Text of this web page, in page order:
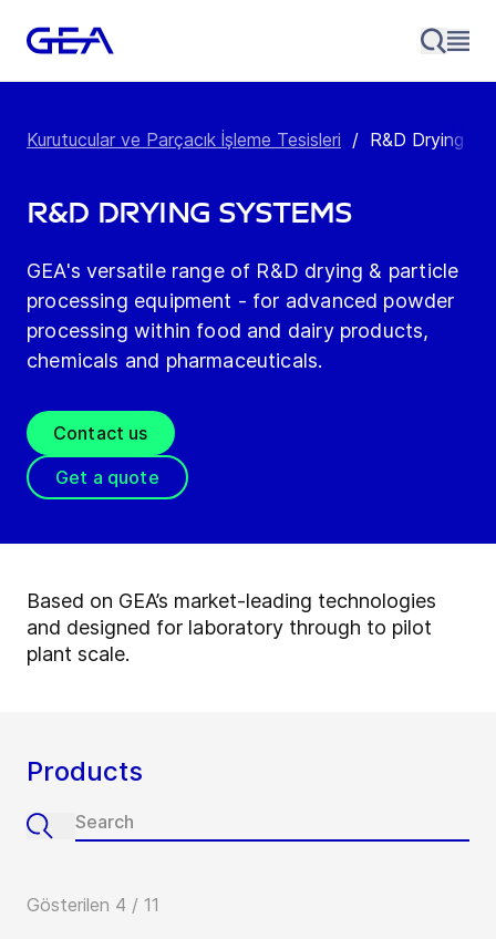
Kurutucular ve Parçacık İşleme Tesisleri / R&D Drying
R&D Drying Systems
GEA's versatile range of R&D drying & particle
processing equipment - for advanced powder
processing within food and dairy products,
chemicals and pharmaceuticals.
Contact us
Get a quote
Based on GEA’s market-leading technologies
and designed for laboratory through to pilot
plant scale.
Products
Gösterilen 4 / 11